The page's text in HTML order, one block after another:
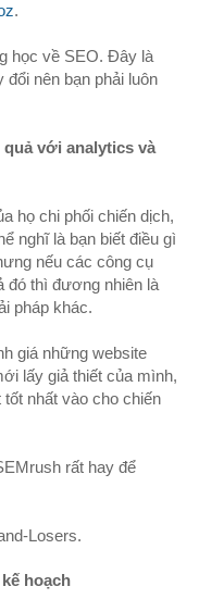
.
học về SEO. Đây là
nên bạn phải luôn
với analytics và
họ chi phối chiến dịch,
nghĩ là bạn biết điều gì
ng nếu các công cụ
đó thì đương nhiên là
pháp khác.
giá những website
lấy giả thiết của mình,
tốt nhất vào cho chiến
rất hay để
hoạch